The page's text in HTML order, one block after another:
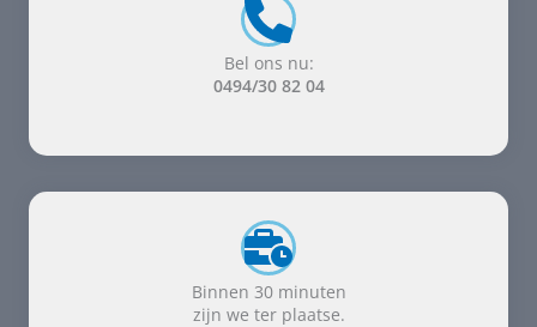
Bel ons nu:
0494/30 82 04
Binnen 30 minuten
zijn we ter plaatse.